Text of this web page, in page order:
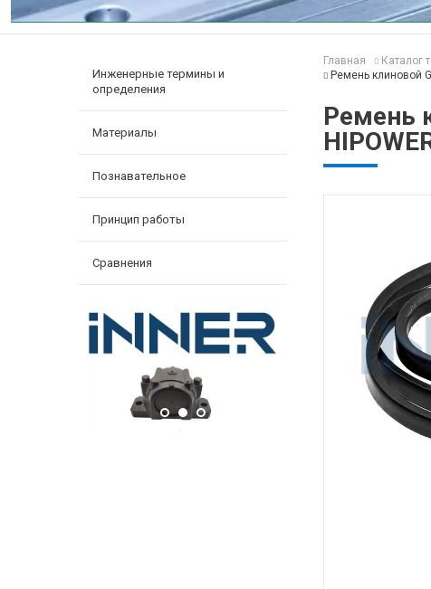
Инженерные термины и
определения
Материалы
Познавательное
Принцип работы
Сравнения
Главная Каталог
Ремень клиновой
Ремень